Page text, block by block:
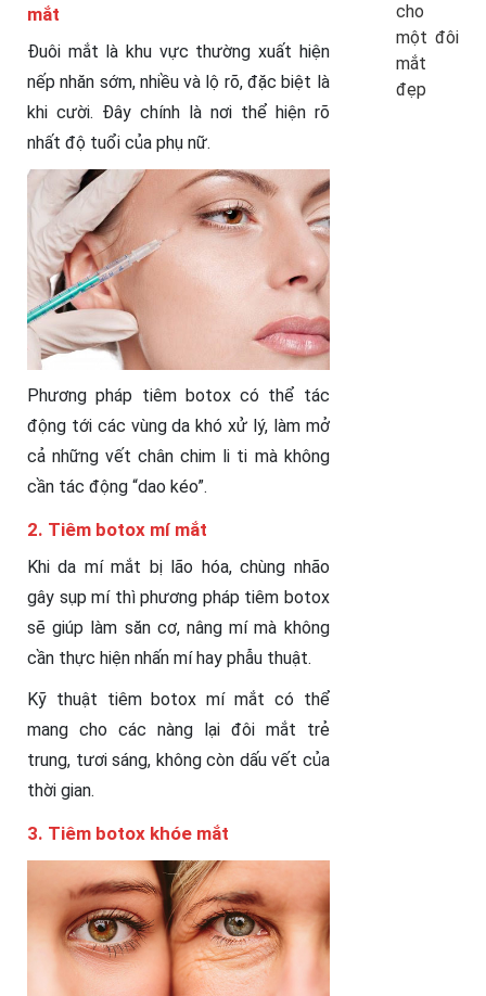
mắt
Đuôi mắt là khu vực thường xuất hiện
nếp nhăn sớm, nhiều và lộ rõ, đặc biệt là
khi cười. Đây chính là nơi thể hiện rõ
nhất độ tuổi của phụ nữ.
Phương pháp tiêm botox có thể tác
động tới các vùng da khó xử lý, làm mở
cả những vết chân chim li ti mà không
cần tác động “dao kéo”.
2. Tiêm botox mí mắt
Khi da mí mắt bị lão hóa, chùng nhão
gây sụp mí thì phương pháp tiêm botox
sẽ giúp làm săn cơ, nâng mí mà không
cần thực hiện nhấn mí hay phẫu thuật.
Kỹ thuật tiêm botox mí mắt có thể
mang cho các nàng lại đôi mắt trẻ
trung, tươi sáng, không còn dấu vết của
thời gian.
3. Tiêm botox khóe mắt
cho
một đôi
mắt
đẹp